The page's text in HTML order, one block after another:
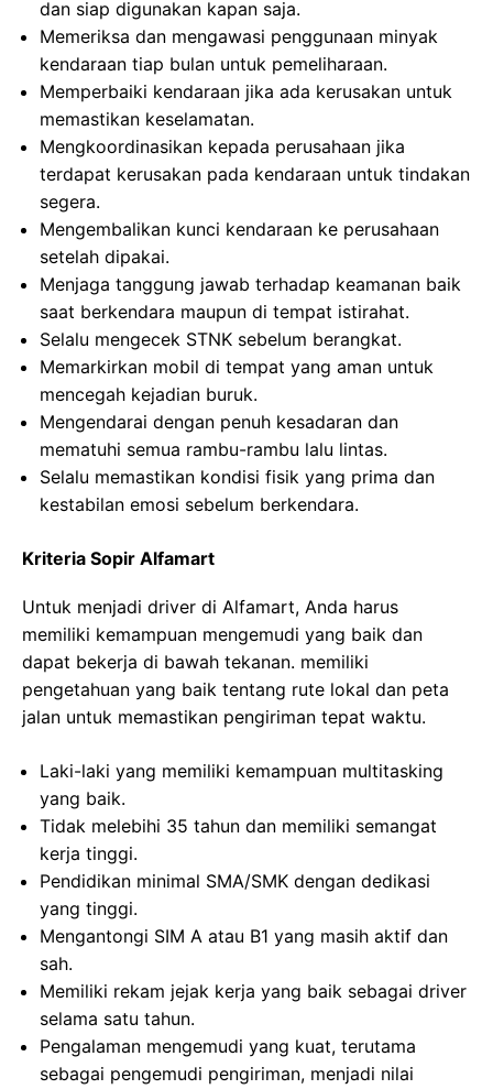
dan siap digunakan kapan saja.
Memeriksa dan mengawasi penggunaan minyak
kendaraan tiap bulan untuk pemeliharaan.
Memperbaiki kendaraan jika ada kerusakan untuk
memastikan keselamatan.
Mengkoordinasikan kepada perusahaan jika
terdapat kerusakan pada kendaraan untuk tindakan
segera.
Mengembalikan kunci kendaraan ke perusahaan
setelah dipakai.
Menjaga tanggung jawab terhadap keamanan baik
saat berkendara maupun di tempat istirahat.
Selalu mengecek STNK sebelum berangkat.
Memarkirkan mobil di tempat yang aman untuk
mencegah kejadian buruk.
Mengendarai dengan penuh kesadaran dan
mematuhi semua rambu-rambu lalu lintas.
Selalu memastikan kondisi fisik yang prima dan
kestabilan emosi sebelum berkendara.
Kriteria Sopir Alfamart
Untuk menjadi driver di Alfamart, Anda harus
memiliki kemampuan mengemudi yang baik dan
dapat bekerja di bawah tekanan. memiliki
pengetahuan yang baik tentang rute lokal dan peta
jalan untuk memastikan pengiriman tepat waktu.
Laki-laki yang memiliki kemampuan multitasking
yang baik.
Tidak melebihi 35 tahun dan memiliki semangat
kerja tinggi.
Pendidikan minimal SMA/SMK dengan dedikasi
yang tinggi.
Mengantongi SIM A atau B1 yang masih aktif dan
sah.
Memiliki rekam jejak kerja yang baik sebagai driver
selama satu tahun.
Pengalaman mengemudi yang kuat, terutama
sebagai pengemudi pengiriman, menjadi nilai